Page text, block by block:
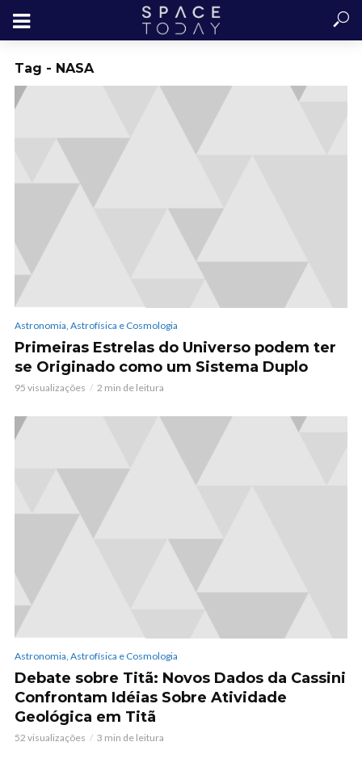
Tag - NASA
Astronomia, Astrofísica e Cosmologia
Primeiras Estrelas do Universo podem ter
se Originado como um Sistema Duplo
95 visualizações 2 min de leitura
Astronomia, Astrofísica e Cosmologia
Debate sobre Titã: Novos Dados da Cassini
Confrontam Idéias Sobre Atividade
Geológica em Titã
52 visualizações 3 min de leitura